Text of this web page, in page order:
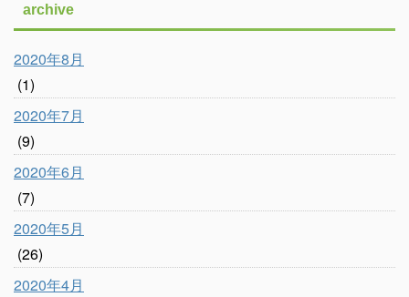
archive
2020年8月
(1)
2020年7月
(9)
2020年6月
(7)
2020年5月
(26)
2020年4月